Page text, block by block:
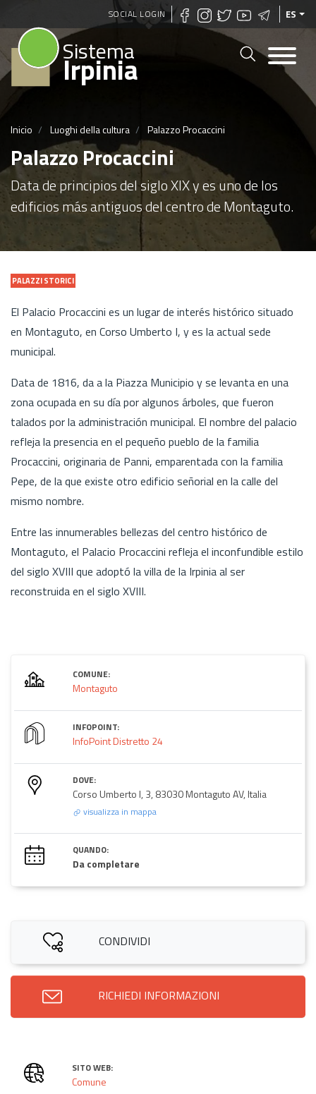
Pasar
al
SOCIAL LOGIN ES
Sistema
Irpinia
Inicio Luoghi della cultura Palazzo Procaccini
Palazzo Procaccini
Data de principios del siglo XIX y es uno de los
edificios más antiguos del centro de Montaguto.
PALAZZI STORICI
El Palacio Procaccini es un lugar de interés histórico situado
en Montaguto, en Corso Umberto I, y es la actual sede
municipal.
Data de 1816, da a la Piazza Municipio y se levanta en una
zona ocupada en su día por algunos árboles, que fueron
talados por la administración municipal. El nombre del palacio
refleja la presencia en el pequeño pueblo de la familia
Procaccini, originaria de Panni, emparentada con la familia
Pepe, de la que existe otro edificio señorial en la calle del
mismo nombre.
Entre las innumerables bellezas del centro histórico de
Montaguto, el Palacio Procaccini refleja el inconfundible estilo
del siglo XVIII que adoptó la villa de la Irpinia al ser
reconstruida en el siglo XVIII.
COMUNE:
Montaguto
INFOPOINT:
InfoPoint Distretto 24
DOVE:
Corso Umberto I, 3, 83030 Montaguto AV, Italia
visualizza in mappa
QUANDO:
Da completare
CONDIVIDI
RICHIEDI INFORMAZIONI
SITO WEB:
Comune